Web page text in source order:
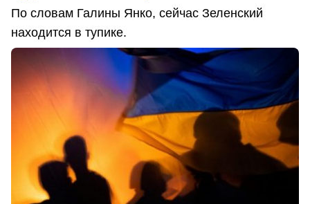
По словам Галины Янко, сейчас Зеленский
находится в тупике.